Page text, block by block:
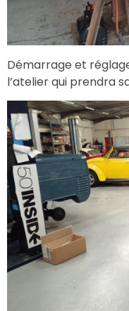
Démarrage et
l’atelier qui prendra